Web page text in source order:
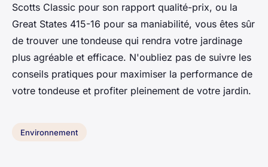
Scotts Classic pour son rapport qualité-prix, ou la
Great States 415-16 pour sa maniabilité, vous êtes sûr
de trouver une tondeuse qui rendra votre jardinage
plus agréable et efficace. N'oubliez pas de suivre les
conseils pratiques pour maximiser la performance de
votre tondeuse et profiter pleinement de votre jardin.
Environnement